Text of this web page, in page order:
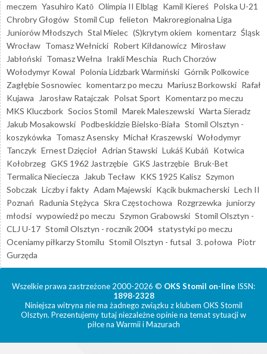
meczem Yasuhiro Katō Olimpia II Elbląg Kamil Kiereś Polska U-21
Chrobry Głogów Stomil Cup felieton Makroregionalna Liga
Juniorów Młodszych Stal Mielec (S)krytym okiem komentarz Śląsk
Wrocław Tomasz Wełnicki Robert Kiłdanowicz Mirosław
Jabłoński Tomasz Wełna Irakli Meschia Ruch Chorzów
Wołodymyr Kowal Polonia Lidzbark Warmiński Górnik Polkowice
Zagłębie Sosnowiec komentarz po meczu Mariusz Borkowski Rafał
Kujawa
Jarosław Ratajczak Polsat Sport Komentarz po meczu
MKS Kluczbork Socios Stomil Marek Maleszewski Warta Sieradz
Jakub Mosakowski Podbeskidzie Bielsko-Biała Stomil Olsztyn -
koszykówka Tomasz Asensky Michał Kraszewski Wołodymyr
Tanczyk Ernest Dzięcioł Adrian Stawski Lukáš Kubáň Kotwica
Kołobrzeg GKS 1962 Jastrzębie GKS Jastrzębie Bruk-Bet
Termalica Nieciecza
Jakub Tecław KKS 1925 Kalisz Szymon
Sobczak Liczby i fakty Adam Majewski Kącik bukmacherski Lech II
Poznań Radunia Stężyca Skra Częstochowa Rozgrzewka juniorzy
młodsi wypowiedź po meczu Szymon Grabowski Stomil Olsztyn -
CLJ U-17 Stomil Olsztyn - rocznik 2004 statystyki po meczu
Oceniamy piłkarzy Stomilu Stomil Olsztyn - futsal 3. połowa Piotr
Gurzęda
Wszelkie prawa zastrzeżone 2000-2026 © OKS Stomil on-line ISSN:
1898-2328
Niniejsza witryna nie ma żadnego związku z klubem OKS Stomil
Olsztyn. Prezentujemy tutaj niezależne opinie na temat sytuacji w
piłce na Warmii i Mazurach